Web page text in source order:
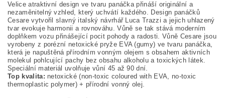
Velice atraktivní design ve tvaru panáčka přináší originální a
nezaměnitelný vzhled, který uchvátí každého. Design panáčků
Cesare vytvořil slavný italský návrhář Luca Trazzi a jejich uhlazený
tvar evokuje harmonii a rovnováhu. Vůně se tak stává moderním
doplňkem vozu přinášející pocit pohody a radosti. Vůně Cesare jsou
vyrobeny z porézní netoxické pryže EVA (gumy) ve tvaru panáčka,
která je napuštěná přírodním vonným olejem s obsahem aktivních
molekul pohlcující pachy bez obsahu alkoholu a toxických látek.
Speciální materiál uvolňuje vůní 45 až 90 dní.
Top kvalita: netoxické (non-toxic coloured with EVA, no-toxic
thermoplastic polymer) + přírodní vonný olej.